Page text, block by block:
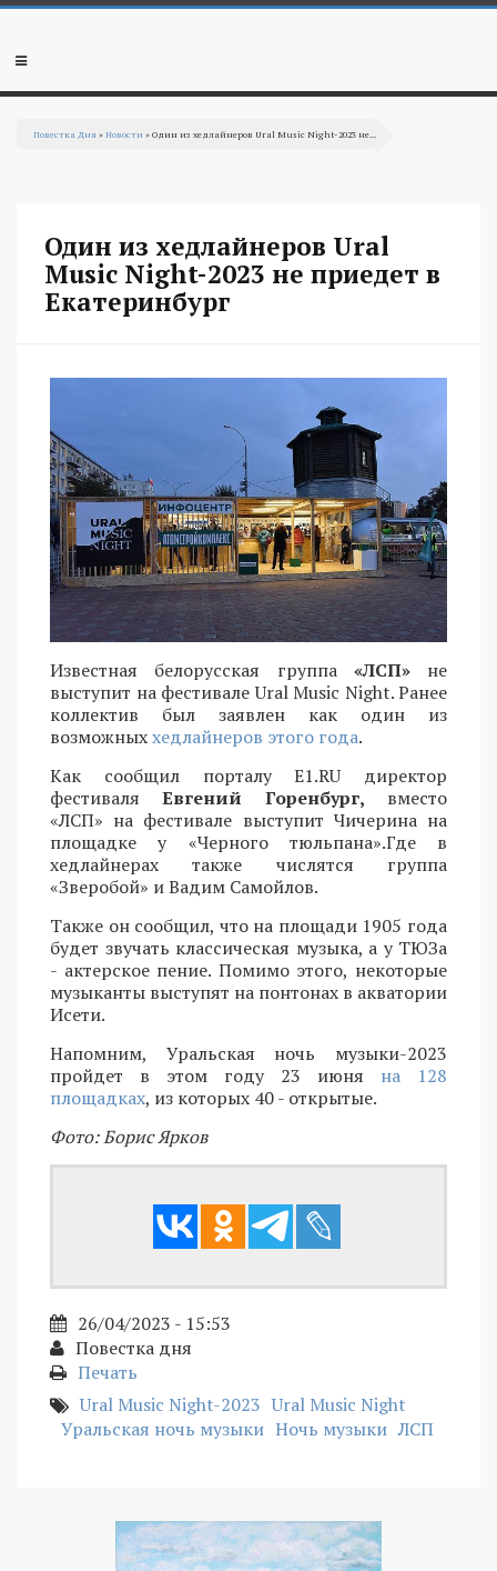
Перейти к основному содержанию
Мобильное
Повестка Дня »Новости » Один из хедлайнеров Ural Music Night-2023 не...
Один из хедлайнеров Ural
Music Night-2023 не приедет в
Екатеринбург
Известная белорусская группа «ЛСП»не
выступит на фестивале Ural Music Night. Ранее
коллектив был заявлен как один из
возможныххедлайнеров этого года.
Как сообщил порталу E1.RU директор
фестиваляЕвгений Горенбург, вместо
«ЛСП» на фестивале выступит Чичерина на
площадке у «Черного тюльпана».Где в
хедлайнерах также числятся группа
«Зверобой» и Вадим Самойлов.
Также он сообщил, что на площади 1905 года
будет звучать классическая музыка, а у ТЮЗа
- актерское пение. Помимо этого, некоторые
музыканты выступят на понтонах в акватории
Исети.
Напомним, Уральская ночь музыки-2023
пройдет в этом году 23 июня на 128
площадках, из которых 40 - открытые.
Фото: Борис Ярков
26/04/2023 - 15:53
Повестка дня
Печать
Ural Music Night-2023 Ural Music Night
Уральская ночь музыки Ночь музыки ЛСП